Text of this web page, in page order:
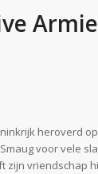
heroverd
voor vele
vriendschap